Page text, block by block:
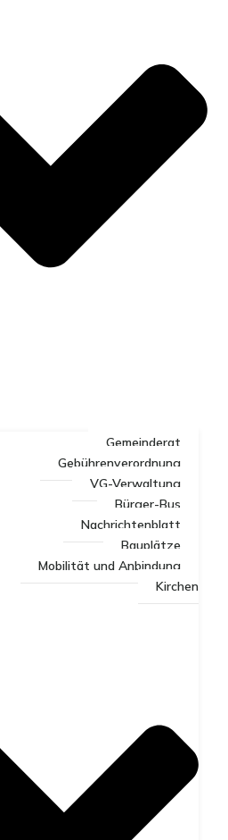
Gemeinderat
Gebührenverordnung
VG-Verwaltung
Bürger-Bus
Nachrichtenblatt
Bauplätze
Mobilität und Anbindung
Kirchen